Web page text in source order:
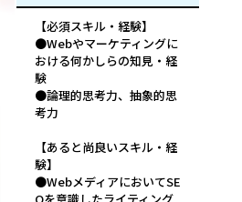
【必須スキル・経験】
●Webやマーケティングに
おける何かしらの知見・経
験
●論理的思考力、抽象的思
考力
【あると尚良いスキル・経
験】
●WebメディアにおいてSE